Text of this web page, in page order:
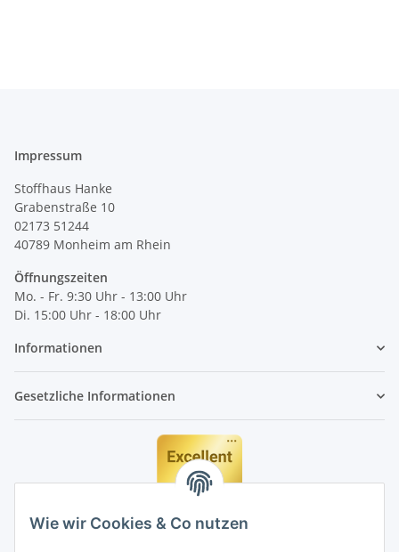
Wie wir Cookies & Co nutzen
Impressum
Stoffhaus Hanke
Grabenstraße 10
02173 51244
40789 Monheim am Rhein
Öffnungszeiten
Mo. - Fr. 9:30 Uhr - 13:00 Uhr
Di. 15:00 Uhr - 18:00 Uhr
Informationen
Gesetzliche Informationen